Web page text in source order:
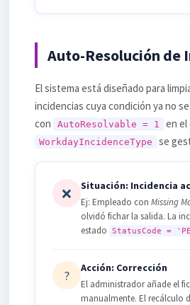
Auto-Resolución de
El sistema está diseñado para
incidencias cuya condición ya no
con
AutoResolvable = 1 en el
WorkdayIncidenceType se
❌ Situación: Incidencia
Ej: Empleado con Missing
olvidó fichar la salida. La
estado StatusCode =
? Acción: Corrección
El administrador añade el
manualmente. El recálculo